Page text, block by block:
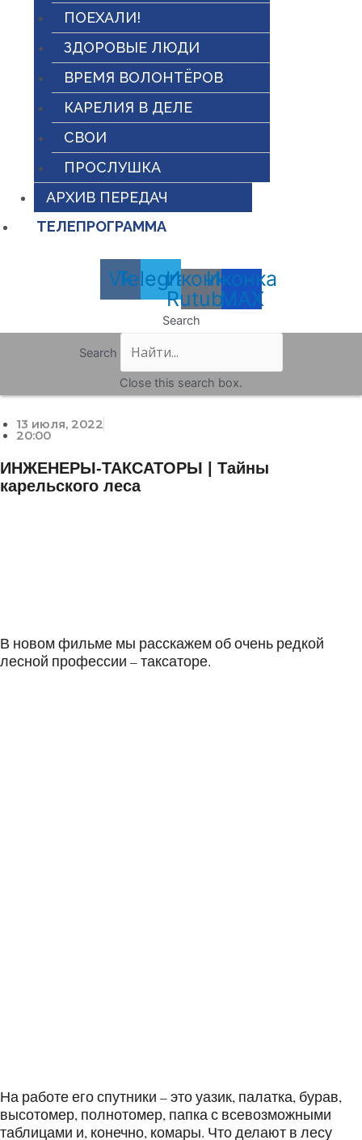
ПОЕХАЛИ!
ЗДОРОВЫЕ ЛЮДИ
ВРЕМЯ ВОЛОНТЁРОВ
КАРЕЛИЯ В ДЕЛЕ
СВОИ
ПРОСЛУШКА
АРХИВ ПЕРЕДАЧ
ТЕЛЕПРОГРАММА
Vk
Telegram
Иконка
Rutube
Иконка
MAX
Search
Search
Close this search box.
13 июля, 2022
20:00
ИНЖЕНЕРЫ-ТАКСАТОРЫ | Тайны
карельского леса
В новом фильме мы расскажем об очень редкой
лесной профессии – таксаторе.
На работе его спутники – это уазик, палатка, бурав,
высотомер, полнотомер, папка с всевозможными
таблицами и, конечно, комары. Что делают в лесу